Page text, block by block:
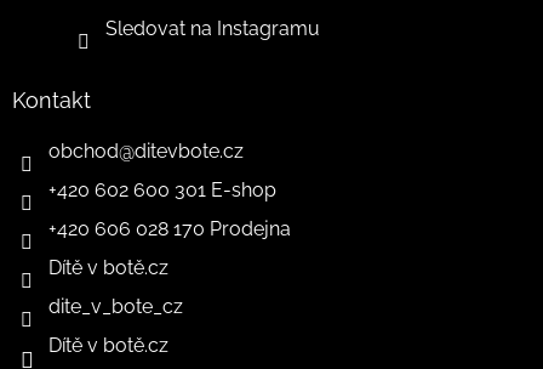
Sledovat na Instagramu
Kontakt
obchod@ditevbote.cz
+420 602 600 301 E-shop
+420 606 028 170 Prodejna
Dítě v botě.cz
dite_v_bote_cz
Dítě v botě.cz